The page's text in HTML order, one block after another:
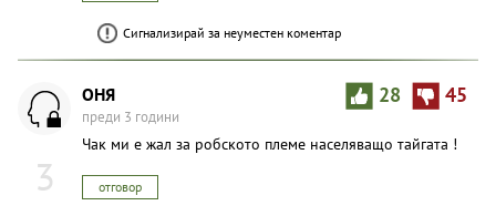
Сигнализирай за неуместен коментар
3
28 45
OHЯ
преди 3 години
Чак ми е жал за робското племе населяващо тайгата !
отговор